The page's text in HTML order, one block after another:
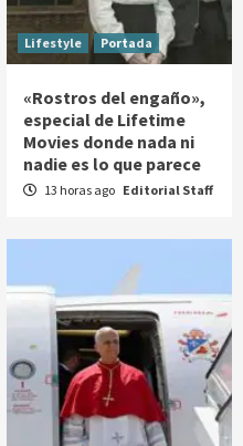
Lifestyle Portada
«Rostros del engaño»,
especial de Lifetime
Movies donde nada ni
nadie es lo que parece
13 horas ago Editorial Staff